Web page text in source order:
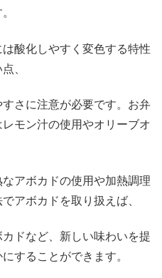
酸化しやすく変色する特性
、
さに注意が必要です。お弁
モン汁の使用やオリーブオ
アボカドの使用や加熱調理
アボカドを取り扱えば、
ドなど、新しい味わいを提
することができます。